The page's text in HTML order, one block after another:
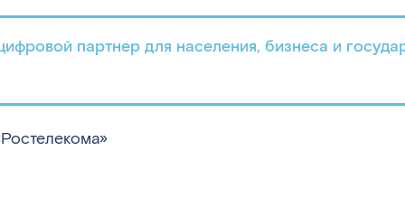
партнер для населения, бизнеса и